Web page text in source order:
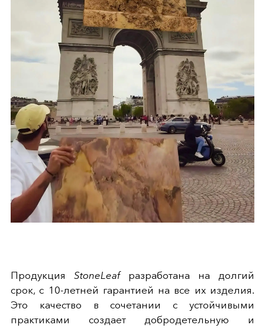
Продукция StoneLeafразработана на долгий
срок, с 10-летней гарантией на все их изделия.
Это качество в сочетании с устойчивыми
практиками создает добродетельную и